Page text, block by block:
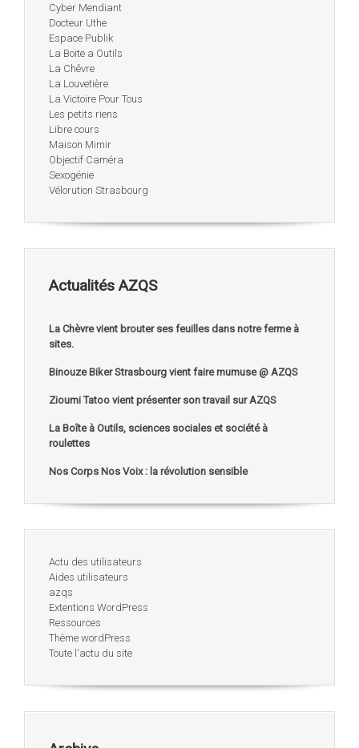
Cyber Mendiant
Docteur Uthe
Espace Publik
La Boite a Outils
La Chêvre
La Louvetière
La Victoire Pour Tous
Les petits riens
Libre cours
Maison Mimir
Objectif Caméra
Sexogénie
Vélorution Strasbourg
Actualités AZQS
La Chèvre vient brouter ses feuilles dans notre ferme à
sites.
Binouze Biker Strasbourg vient faire mumuse @ AZQS
Zioumi Tatoo vient présenter son travail sur AZQS
La Boîte à Outils, sciences sociales et société à
roulettes
Nos Corps Nos Voix : la révolution sensible
Actu des utilisateurs
Aides utilisateurs
azqs
Extentions WordPress
Ressources
Thème wordPress
Toute l'actu du site